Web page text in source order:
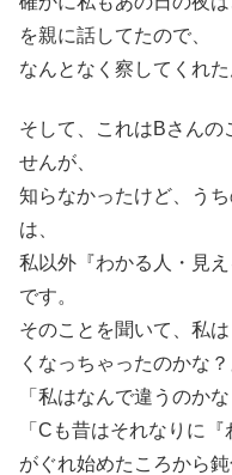
を親に話してたので、
なんとなく察してくれ
そして、これはBさんの
せんが、
知らなかったけど、う
は、
私以外『わかる人・見
です。
そのことを聞いて、私
くなっちゃったのかな
「私はなんで違うのか
「Cも昔はそれなりに
がぐれ始めたころから鈍